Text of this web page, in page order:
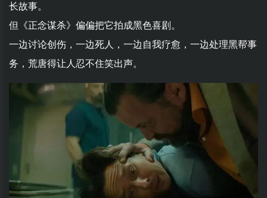
长故事。
但《正念谋杀》偏偏把它拍成黑色喜剧。
一边讨论创伤，一边死人，一边自我疗愈，一边处理黑帮事
务，荒唐得让人忍不住笑出声。